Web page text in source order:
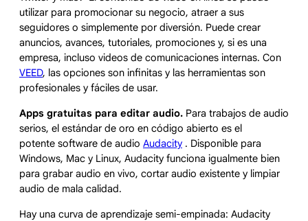
utilizar para promocionar su negocio, atraer a sus
seguidores o simplemente por diversión. Puede crear
anuncios, avances, tutoriales, promociones y, si es una
empresa, incluso videos de comunicaciones internas. Con
VEED, las opciones son infinitas y las herramientas son
profesionales y fáciles de usar.
Apps gratuitas para editar audio. Para trabajos de audio
serios, el estándar de oro en código abierto es el
potente software de audio Audacity . Disponible para
Windows, Mac y Linux, Audacity funciona igualmente bien
para grabar audio en vivo, cortar audio existente y limpiar
audio de mala calidad.
Hay una curva de aprendizaje semi-empinada: Audacity